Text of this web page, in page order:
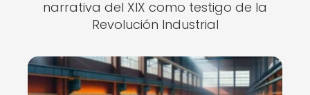
narrativa del XIX como testigo de la
Revolución Industrial